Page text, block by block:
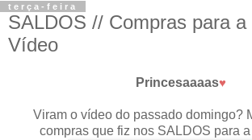
terça-feira
SALDOS // Compras para a
Vídeo
Princesaaaas♥
Viram o vídeo do passado domingo?
compras que fiz nos SALDOS para